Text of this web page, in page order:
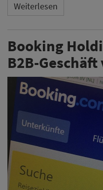
Weiterlesen
Booking
B2B-